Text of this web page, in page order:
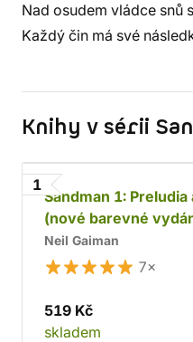
Nad osudem vládce snů
Každý čin má své
Knihy v sérii
1
Sandman 1:
(nové barevné
Neil Gaiman
7×
519 Kč
skladem